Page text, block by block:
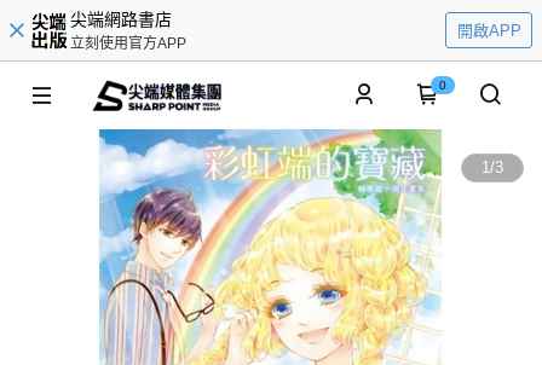
尖端網路書店
立刻使用官方APP
開啟APP
0
1/3